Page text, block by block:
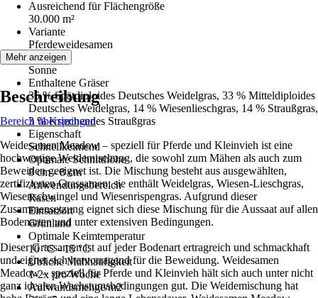
Ausreichend für Flächengröße
30.000 m²
Variante
Pferdeweidesamen
Standort
Sonne
Enthaltene Gräser
36 % Spätdiploides Deutsches Weidelgras, 33 % Mitteldiploides
Deutsches Weidelgras, 14 % Wiesenlieschgras, 14 % Straußgras,
3 % Kriechendes Straußgras
Eigenschaft
Schnellkeimend
Optimale Schnitthöhe
8 cm - 8 cm
Anwendungsbereich
Rasen
Einsatzort
Grünland
Optimale Keimtemperatur
10 °C - 15 °C
Übliche Mähhäufigkeit
1-2x pro Woche
Aufwandsmenge/m2
Mehr anzeigen
Beschreibung
Bereich überspringen
Weidesamen Meadow – speziell für Pferde und Kleinvieh ist eine
hochwertige Weidemischung, die sowohl zum Mähen als auch zum
Beweiden geeignet ist. Die Mischung besteht aus ausgewählten,
zertifizierten Grassamen; sie enthält Weidelgras, Wiesen-Lieschgras,
Wiesenschwingel und Wiesenrispengras. Aufgrund dieser
Zusammensetzung eignet sich diese Mischung für die Aussaat auf allen
Bodenarten und unter extensiven Bedingungen.
Dieser Grassamen ist auf jeder Bodenart ertragreich und schmackhaft
und eignet sich hervorragend für die Beweidung. Weidesamen
Meadow – speziell für Pferde und Kleinvieh hält sich auch unter nicht
ganz idealen Wachstumsbedingungen gut. Die Weidemischung hat